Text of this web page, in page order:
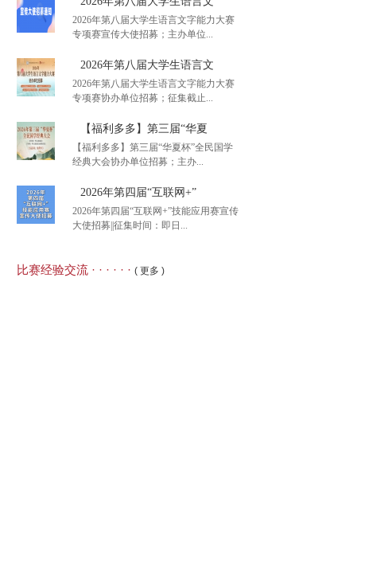
【最后1周初赛报名】2026
2026年第八届大学生语言文字能力大赛
专项赛宣传大使招募；主办单位...
2026年第八届大学生语言文
2026年第八届大学生语言文
2026年第八届大学生语言文字能力大赛
专项赛协办单位招募；征集截止...
2026年第八届大学生语言文
【福利多多】第三届“华夏
【福利多多】第三届“华夏杯”全民国学
经典大会协办单位招募；主办...
【福利多多】第三届“华夏
2026年第四届“互联网+”
2026年第四届“互联网+”技能应用赛宣传
大使招募||征集时间：即日...
比赛经验交流 · · · · · · ( 更多 )